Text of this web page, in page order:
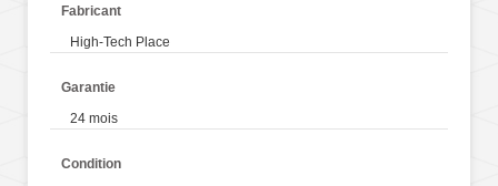
Fabricant
High-Tech Place
Garantie
24 mois
Condition